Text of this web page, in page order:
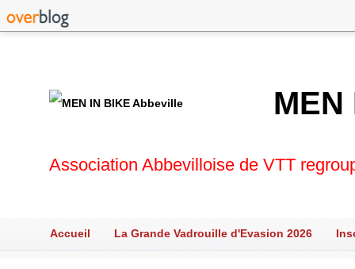
Association Abbevilloise de VTT
Accueil La Grande Vadrouille d'Evasion 2026